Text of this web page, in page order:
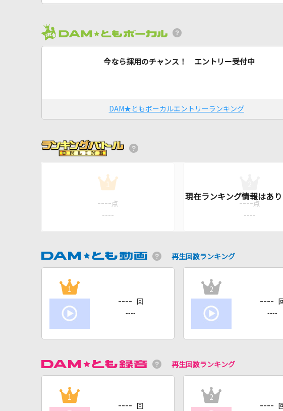
今なら採用のチャンス！ エントリー受付中
DAM★ともボーカルエントリーランキング
1
---- 点
----
---- 点
----
再生回数ランキング
1
---- 回
----
2
---- 回
----
再生回数ランキング
1
---- 回
2
---- 回